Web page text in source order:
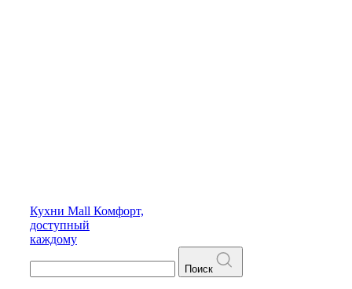
Кухни Mall Комфорт,
доступный
каждому
Поиск